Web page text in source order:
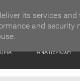
ΑΝΑ ΠΕΡΙΟΧΗ
its services
and security